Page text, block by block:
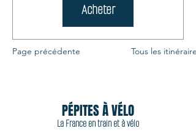
Acheter
Page précédente Tous les itinéraires
PÉPITES À VÉLO
La France en train et à vélo